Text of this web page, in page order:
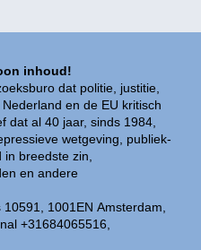
inhoud!
dat politie, justitie,
en de EU kritisch
dat al 40 jaar, sinds 1984,
wetgeving, publiek-
breedste zin,
en andere
10591, 1001EN Amsterdam,
+31684065516,